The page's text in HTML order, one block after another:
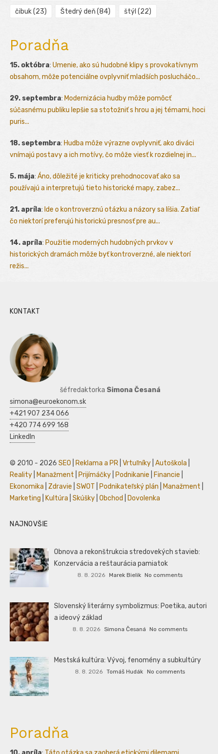
čibuk(23) Štedrý deň(84) štýl (22)
Poradňa
15. októbra: Umenie, ako sú hudobné klipy s provokatívnym
obsahom, môže potenciálne ovplyvniť mladších poslucháčo...
29. septembra: Modernizácia hudby môže pomôcť
súčasnému publiku lepšie sa stotožniť s hrou a jej témami, hoci
puris...
18. septembra: Hudba môže výrazne ovplyvniť, ako diváci
vnímajú postavy a ich motívy, čo môže viesť k rozdielnej in...
5. mája: Áno, dôležité je kriticky prehodnocovať ako sa
používajú a interpretujú tieto historické mapy, zabez...
21. apríla: Ide o kontroverznú otázku a názory sa líšia. Zatiaľ
čo niektorí preferujú historickú presnosť pre au...
14. apríla: Použitie moderných hudobných prvkov v
historických dramách môže byť kontroverzné, ale niektorí
režis...
KONTAKT
šéfredaktorka Simona Česaná
simona@euroekonom.sk
+421 907 234 066
+420 774 699 168
LinkedIn
© 2010 - 2026 SEO Reklama a PR Vrtuľníky Autoškola
Reality
Manažment Prijímáčky Podnikanie Financie
Ekonomika
Zdravie SWOT Podnikateľský plán Manažment
Marketing
Kultúra Skúšky Obchod Dovolenka
NAJNOVŠIE
Obnova a rekonštrukcia stredovekých stavieb:
Konzervácia a reštaurácia pamiatok
8. 8. 2026 Marek Bielik No comments
Slovenský literárny symbolizmus: Poetika, autori
a ideový základ
8. 8. 2026 Simona Česaná No comments
Mestská kultúra: Vývoj, fenomény a subkultúry
8. 8. 2026 Tomáš Hudák No comments
Poradňa